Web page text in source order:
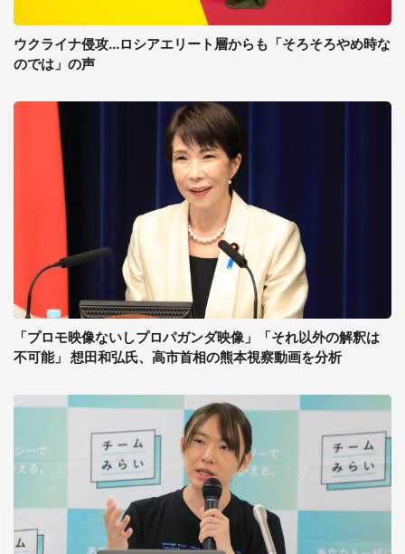
ウクライナ侵攻...ロシアエリート層からも「そろそろやめ時な
のでは」の声
「プロモ映像ないしプロパガンダ映像」「それ以外の解釈は
不可能」 想田和弘氏、高市首相の熊本視察動画を分析